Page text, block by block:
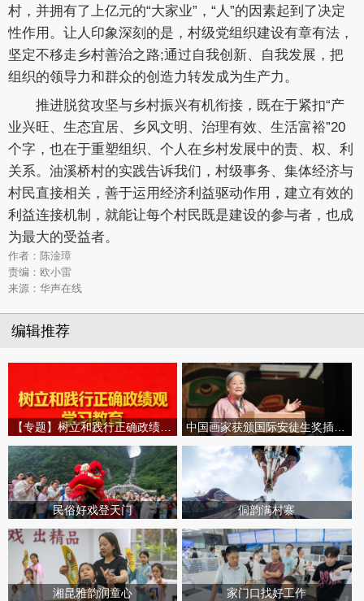
村，并拥有了上亿元的“大家业”，“人”的因素起到了决定
性作用。让人印象深刻的是，村级党组织建设有章有法，
坚定不移走乡村善治之路;通过自我创新、自我发展，把
组织的领导力和群众的创造力转发成为生产力。
推进脱贫攻坚与乡村振兴有机衔接，既在于紧扣“产
业兴旺、生态宜居、乡风文明、治理有效、生活富裕”20
个字，也在于重塑组织、个人在乡村发展中的责、权、利
关系。油溪桥村的实践告诉我们，村级事务、集体经济与
村民直接相关，善于运用经济利益驱动作用，建立有效的
利益连接机制，就能让每个村民既是建设的参与者，也成
为最大的受益者。
作者：陈淦璋
责编：欧小雷
来源：华声在线
编辑推荐
民俗好戏登天门 侗韵满村寨
湘昆雅韵润童心 家门口找好工作